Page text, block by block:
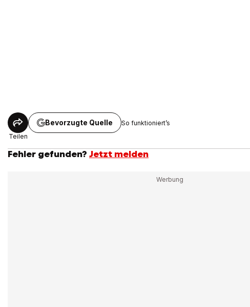
Teilen
Bevorzugte Quelle So funktioniert’s
Fehler gefunden? Jetzt melden